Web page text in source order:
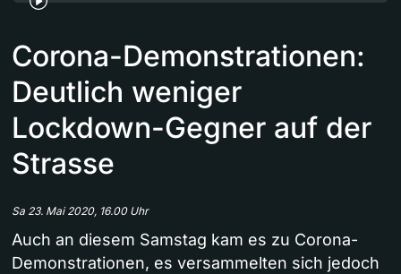
Corona-Demonstrationen:
Deutlich weniger
Lockdown-Gegner auf der
Strasse
Sa 23. Mai 2020, 16.00 Uhr
Auch an diesem Samstag kam es zu Corona-
Demonstrationen, es versammelten sich jedoch